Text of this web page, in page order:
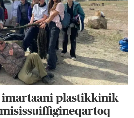
imartaani plastikkinik